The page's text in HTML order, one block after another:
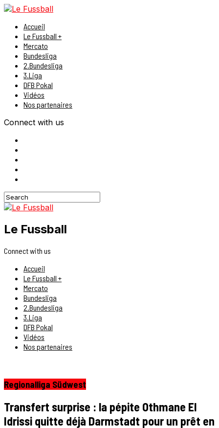
Accueil
Le Fussball +
Mercato
Bundesliga
2.Bundesliga
3.Liga
DFB Pokal
Vidéos
Nos partenaires
Connect with us
Le Fussball
Connect with us
Accueil
Le Fussball +
Mercato
Bundesliga
2.Bundesliga
3.Liga
DFB Pokal
Vidéos
Nos partenaires
Regionalliga Südwest
Transfert surprise : la pépite Othmane El
Idrissi quitte déjà Darmstadt pour un prêt en